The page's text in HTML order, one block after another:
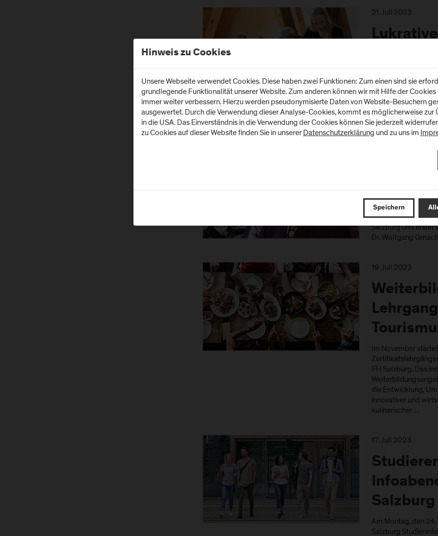
21. Juli 2023
Umfragen
beste
bietet nicht nur viel
sondern zeigt sich
attraktiv.
Anreize: Sie
Die FH
um Dr.
Einer der
Salzburg und erster
Dr. Wolfgang
19. Juli 2023
Im November
FH Salzburg. Das
die Entwicklung,
innovativer und
kulinarischer…
17. Juli 2023
Salzburg
Am Montag, den
Salzburg
Hinweis zu Cookies
Unsere Webseite verwendet Cookies. Diese haben zwei Funktionen: Zum einen sind sie
grundlegende Funktionalität unserer Website. Zum anderen können wir mit Hilfe der Cookies
immer weiter verbessern. Hierzu werden pseudonymisierte Daten von Website-Besuchern
ausgewertet. Durch die Verwendung dieser Analyse-Cookies, kommt es möglicherweise
in die USA. Das Einverständnis in die Verwendung der Cookies können Sie jederzeit
zu Cookies auf dieser Website finden Sie in unsererDatenschutzerklärung und zu uns im
Speichern